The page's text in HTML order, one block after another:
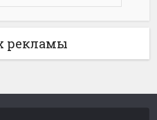
рекламы